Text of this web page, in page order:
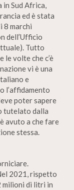
in Sud Africa,
ed è stata
8 marchi
dell’Ufficio
Tutto
volte che c’è
vi è una
e
l’affidamento
poter sapere
tutelato dalla
avuto a che fare
stessa.
2021, rispetto
milioni di litri in